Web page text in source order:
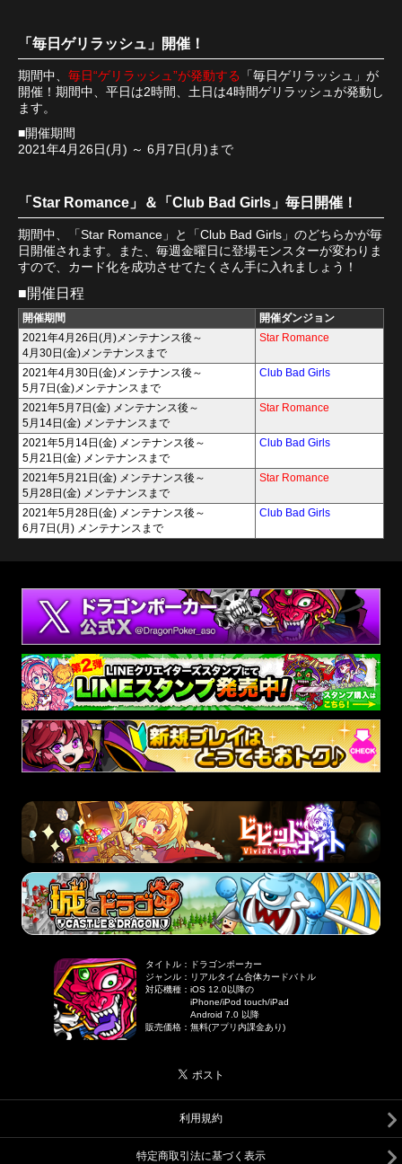
「毎日ゲリラッシュ」開催！
期間中、 毎日“ゲリラッシュ”が発動する
「毎日ゲリラッシュ」が
開催！期間中、平日は2時間、土日は4時間ゲリラッシュが発動し
ます。
■開催期間
2021年4月26日(月) ～ 6月7日(月)まで
「Star Romance」＆「Club Bad Girls」毎日開催！
期間中、「Star Romance」と「Club Bad Girls」のどちらかが毎
日開催されます。また、毎週金曜日に登場モンスターが変わりま
すので、カード化を成功させてたくさん手に入れましょう！
■開催日程
開催期間
開催ダンジョン
2021年4月26日(月)メンテナンス後～
4月30日(金)メンテナンスまで
Star Romance
2021年4月30日(金)メンテナンス後～
5月7日(金)メンテナンスまで
Club Bad Girls
2021年5月7日(金) メンテナンス後～
5月14日(金) メンテナンスまで
Star Romance
2021年5月14日(金) メンテナンス後～
5月21日(金) メンテナンスまで
Club Bad Girls
2021年5月21日(金) メンテナンス後～
5月28日(金) メンテナンスまで
Star Romance
2021年5月28日(金) メンテナンス後～
6月7日(月) メンテナンスまで
Club Bad Girls
タイトル ：
ドラゴンポーカー
ジャンル ： リアルタイム合体カードバトル
対応機種 ：iOS 12.0以降の
iPhone/iPod touch/iPad
Android 7.0 以降
販売価格 ：無料(アプリ内課金あり)
利用規約
特定商取引法に基づく表示